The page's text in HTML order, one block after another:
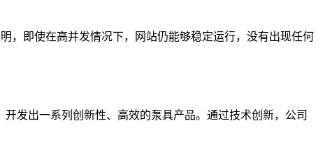
，即使在高并发情况下，网站仍能够稳定运行，没有出现任何
发出一系列创新性、高效的泵具产品。通过技术创新，公司